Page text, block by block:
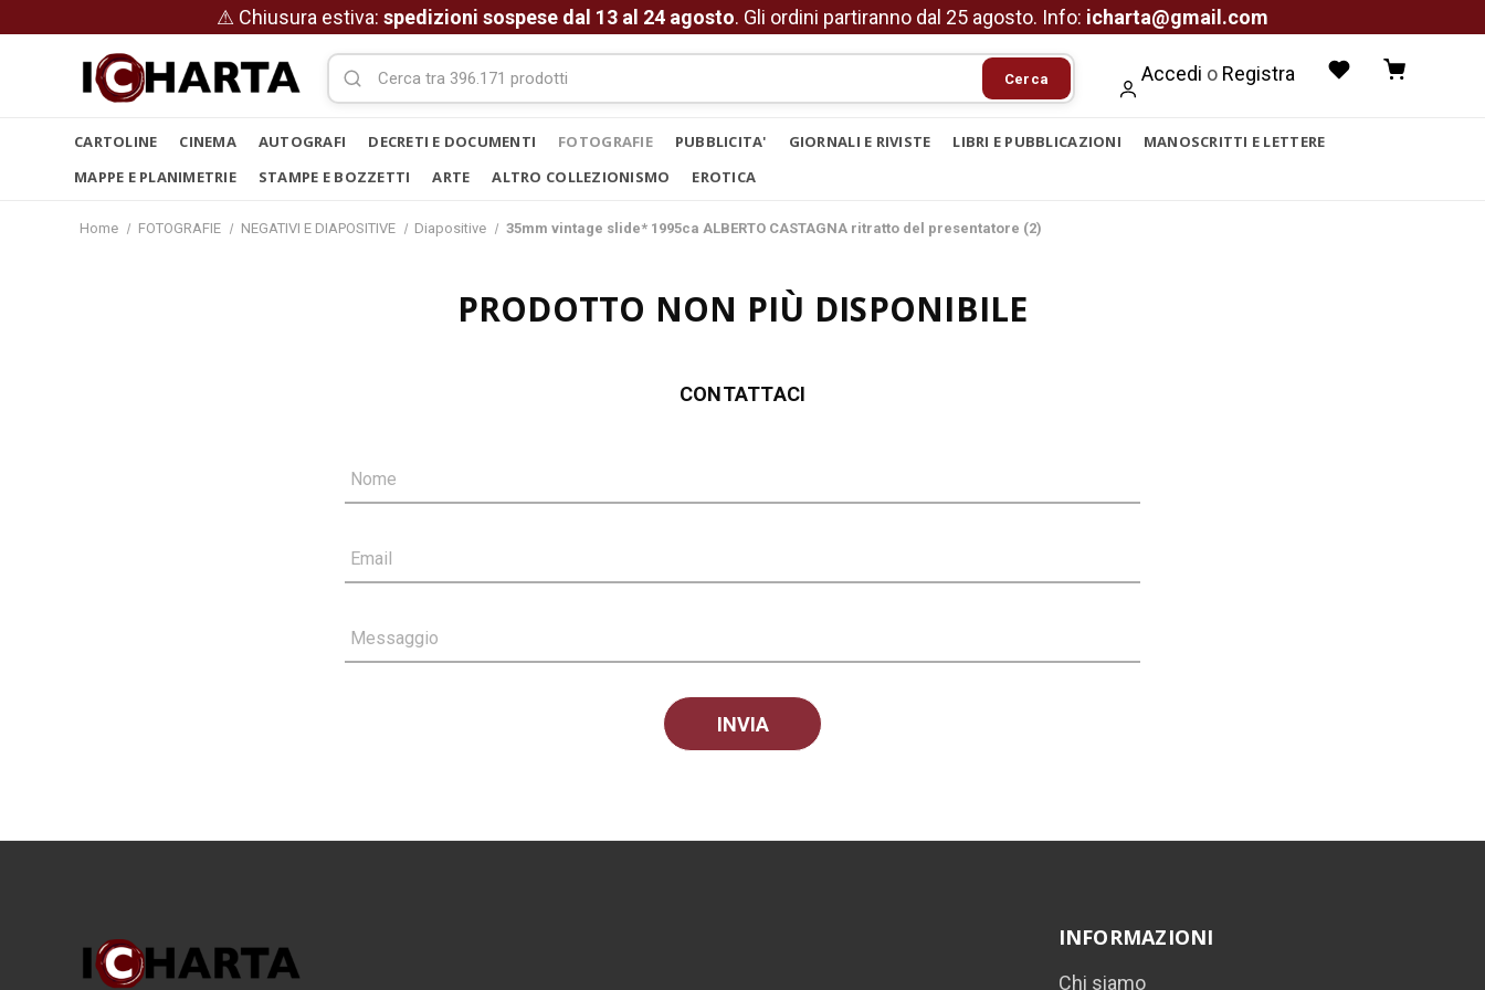
⚠ Chiusura estiva: spedizioni sospese dal 13 al 24 agosto. Gli ordini partiranno dal 25 agosto. Info: icharta@gmail.com
Cerca Accedi o Registra
CARTOLINE CINEMA AUTOGRAFI DECRETI E DOCUMENTI FOTOGRAFIE PUBBLICITA' GIORNALI E RIVISTE LIBRI E PUBBLICAZIONI
MANOSCRITTI E LETTERE
MAPPE E PLANIMETRIE
STAMPE E BOZZETTI ARTE ALTRO COLLEZIONISMO EROTICA
Home FOTOGRAFIE NEGATIVI E DIAPOSITIVE Diapositive 35mm vintage slide* 1995ca ALBERTO CASTAGNA ritratto del presentatore (2)
PRODOTTO NON PIÙ DISPONIBILE
CONTATTACI
Nome
Email
Messaggio
INFORMAZIONI
Chi siamo